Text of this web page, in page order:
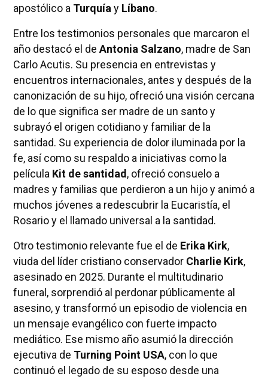
apostólico a Turquíay Líbano.
Entre los testimonios personales que marcaron el
año destacó el de Antonia Salzano, madre de San
Carlo Acutis. Su presencia en entrevistas y
encuentros internacionales, antes y después de la
canonización de su hijo, ofreció una visión cercana
de lo que significa ser madre de un santo y
subrayó el origen cotidiano y familiar de la
santidad. Su experiencia de dolor iluminada por la
fe, así como su respaldo a iniciativas como la
película Kit de santidad, ofreció consuelo a
madres y familias que perdieron a un hijo y animó a
muchos jóvenes a redescubrir la Eucaristía, el
Rosario y el llamado universal a la santidad.
Otro testimonio relevante fue el de Erika Kirk,
viuda del líder cristiano conservador Charlie Kirk,
asesinado en 2025. Durante el multitudinario
funeral, sorprendió al perdonar públicamente al
asesino, y transformó un episodio de violencia en
un mensaje evangélico con fuerte impacto
mediático. Ese mismo año asumió la dirección
ejecutiva de Turning Point USA, con lo que
continuó el legado de su esposo desde una